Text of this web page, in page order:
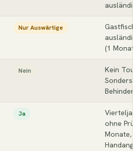
Nur Auswärtige
(1
Nein
Kein
Ja
ohne